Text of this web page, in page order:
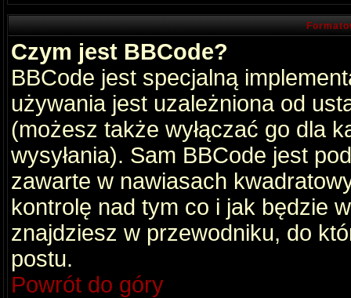
Czym jest BBCode?
BBCode jest specjalną
używania jest uzależniona od
(możesz także wyłączać go dla
wysyłania). Sam BBCode jest
zawarte w nawiasach
kontrolę nad tym co i jak będzie
znajdziesz w przewodniku, do
postu.
Powrót do góry